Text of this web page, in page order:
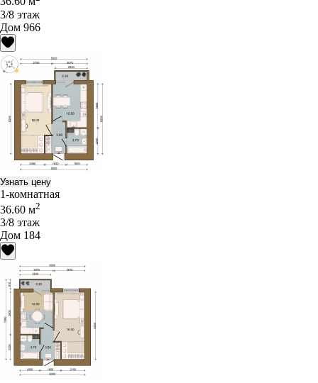
3/8 этаж
Дом 966
Узнать цену
1-комнатная
36.60 м2
3/8 этаж
Дом 184